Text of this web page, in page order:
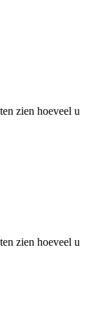
zien hoeveel u
zien hoeveel u